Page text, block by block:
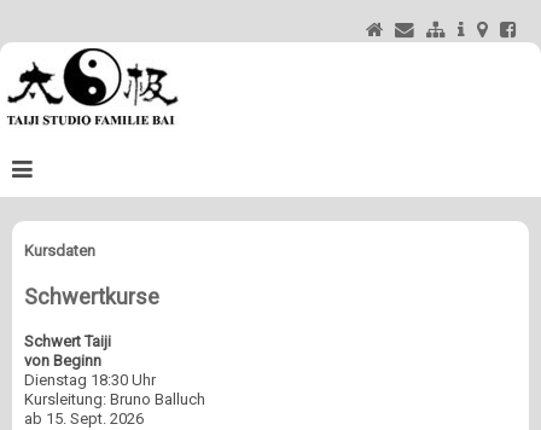
Taijistudio
Programm
!NEU! Herbst Programm 2026
Frühjahr 2026
Glossar
Kursdaten
Schwertkurse
Schwert Taiji
von Beginn
Dienstag 18:30 Uhr
Kursleitung: Bruno Balluch
ab 15. Sept. 2026